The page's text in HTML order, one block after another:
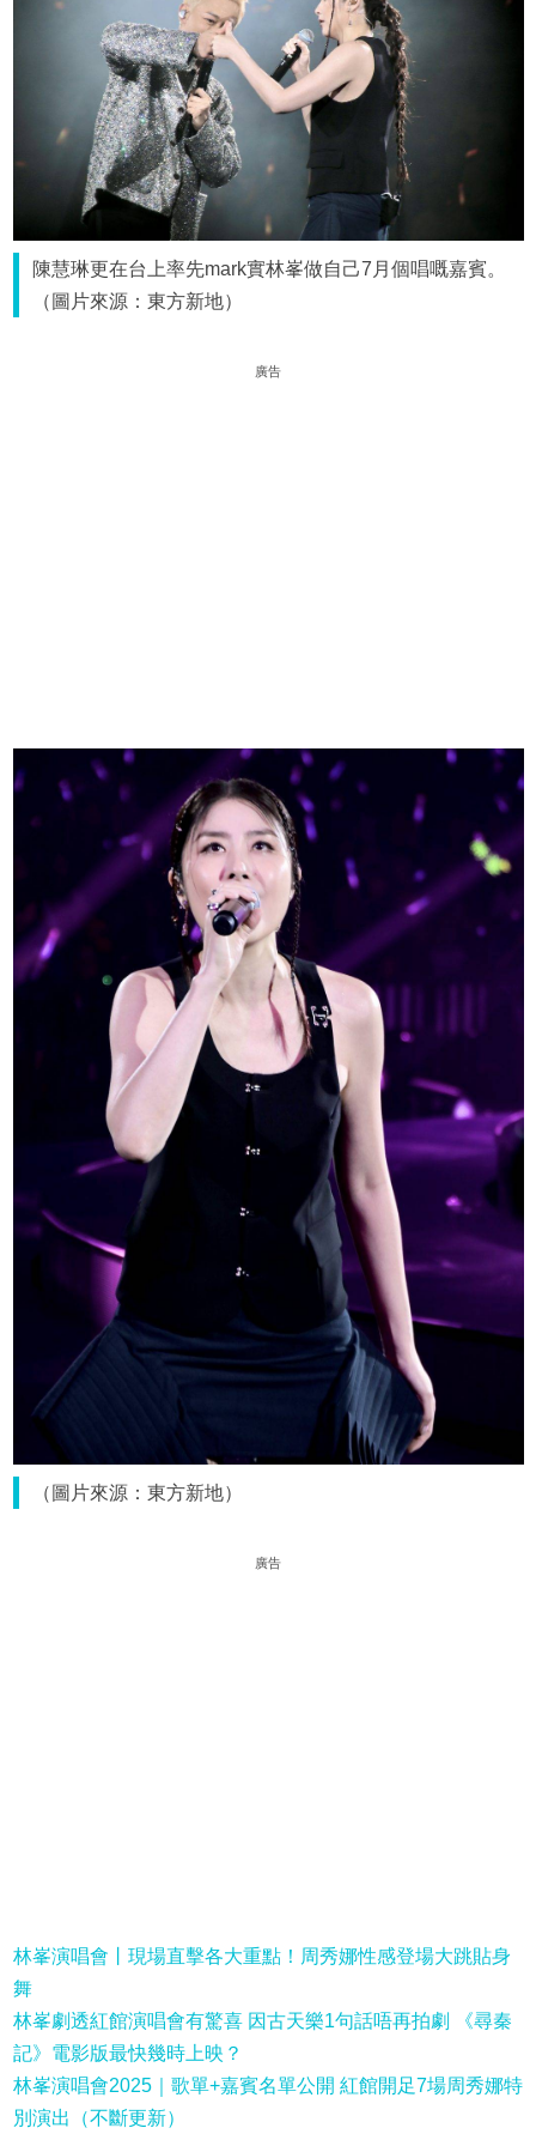
陳慧琳更在台上率先mark實林峯做自己7月個唱嘅嘉賓。
（圖片來源：東方新地）
廣告
（圖片來源：東方新地）
廣告
林峯演唱會丨現場直擊各大重點！周秀娜性感登場大跳貼身
舞
林峯劇透紅館演唱會有驚喜 因古天樂1句話唔再拍劇 《尋秦
記》電影版最快幾時上映？
林峯演唱會2025｜歌單+嘉賓名單公開 紅館開足7場周秀娜特
別演出（不斷更新）